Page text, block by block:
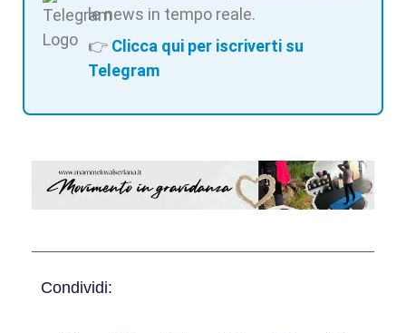
le news in tempo reale.
👉 Clicca qui per iscriverti su
Telegram
Condividi: